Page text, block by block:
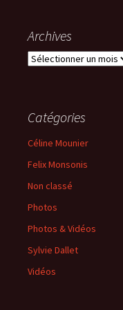
Archives
Catégories
Céline Mounier
Felix Monsonis
Non classé
Photos
Photos & Vidéos
Sylvie Dallet
Vidéos